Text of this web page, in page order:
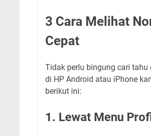
3 Cara Melihat
Cepat
Tidak perlu bingung cari tahu
di HP Android atau iPhone
berikut ini:
1. Lewat Menu